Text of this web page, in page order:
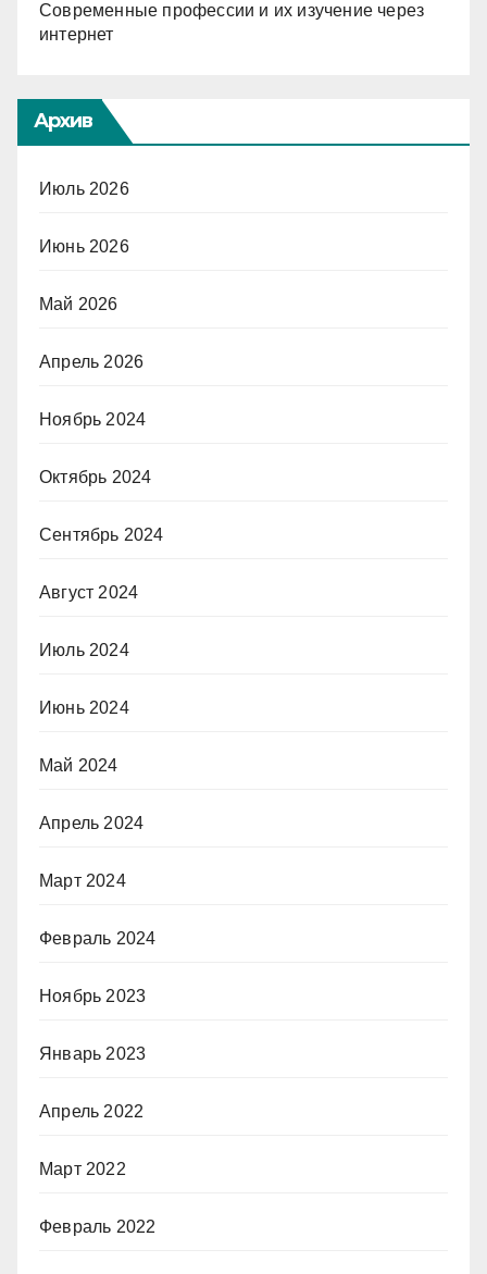
Современные профессии и их изучение через
интернет
Архив
Июль 2026
Июнь 2026
Май 2026
Апрель 2026
Ноябрь 2024
Октябрь 2024
Сентябрь 2024
Август 2024
Июль 2024
Июнь 2024
Май 2024
Апрель 2024
Март 2024
Февраль 2024
Ноябрь 2023
Январь 2023
Апрель 2022
Март 2022
Февраль 2022